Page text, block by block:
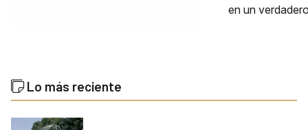
en un
Lo más reciente